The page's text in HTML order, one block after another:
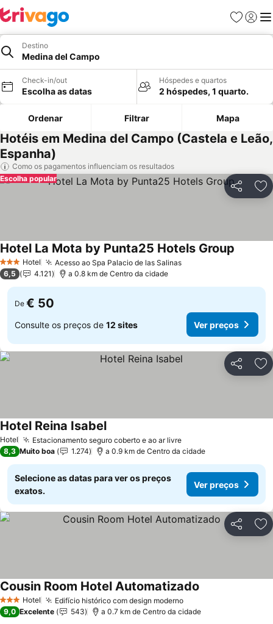
Favoritos
Iniciar
Destino
Medina del Campo
Check-in/out
Escolha as datas
Hóspedes e quartos
2 hóspedes, 1 quarto.
Ordenar Filtrar Mapa
Hotéis em Medina del Campo (Castela e Leão,
Espanha)
Como os pagamentos influenciam os resultados
Partilhar
Escolha popular
3 EstrelasHotel Acesso ao Spa Palacio de las SalinasVer preços
Hotel La Mota by Punta25 Hotels Group
6,5 4.121 a 0.8 km de Centro da cidade
De € 50
Consulte os preços de 12 sites Ver preços
Partilhar
Hotel Estacionamento seguro coberto e ao ar livreVer preços
Hotel Reina IsabelVer preços
8,3 Muito boa 1.274 a 0.9 km de Centro da cidade
Selecione as datas para ver os preços
exatos.
Ver preços
Partilhar
3 EstrelasHotel Edifício histórico com design modernoVer preços
Cousin Room Hotel Automatizado
9,0 Excelente 543 a 0.7 km de Centro da cidade